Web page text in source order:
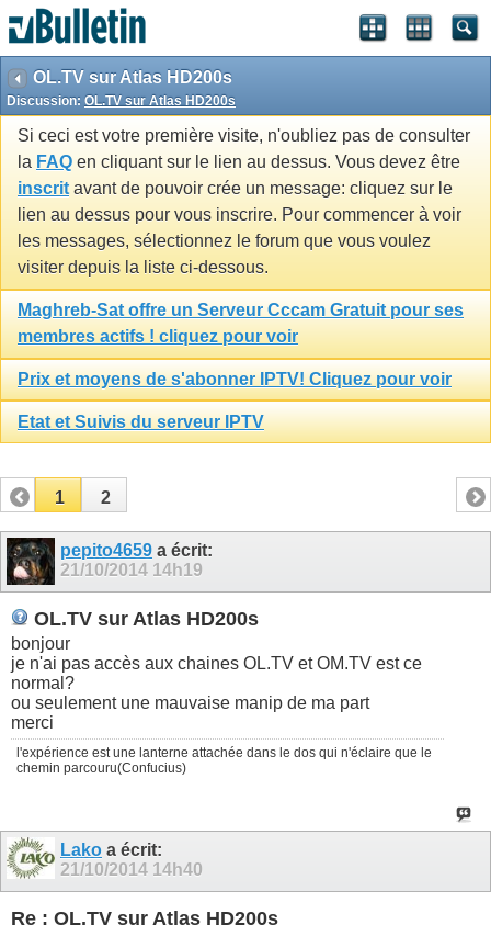
OL.TV sur Atlas HD200s
Discussion: OL.TV sur Atlas HD200s
Si ceci est votre première visite, n'oubliez pas de consulter
la FAQ en cliquant sur le lien au dessus. Vous devez être
inscrit avant de pouvoir crée un message: cliquez sur le
lien au dessus pour vous inscrire. Pour commencer à voir
les messages, sélectionnez le forum que vous voulez
visiter depuis la liste ci-dessous.
Maghreb-Sat offre un Serveur Cccam Gratuit pour ses
membres actifs ! cliquez pour voir
Prix et moyens de s'abonner IPTV! Cliquez pour voir
Etat et Suivis du serveur IPTV
1 2
pepito4659 a écrit:
21/10/2014 14h19
OL.TV sur Atlas HD200s
bonjour
je n'ai pas accès aux chaines OL.TV et OM.TV est ce
normal?
ou seulement une mauvaise manip de ma part
merci
l'expérience est une lanterne attachée dans le dos qui n'éclaire que le
chemin parcouru(Confucius)
Lako a écrit:
21/10/2014 14h40
Re : OL.TV sur Atlas HD200s